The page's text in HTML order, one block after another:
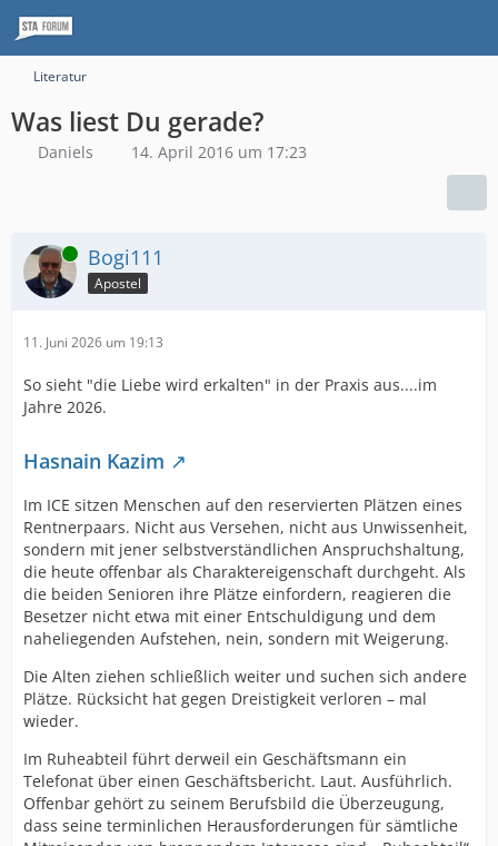
Literatur
Was liest Du gerade?
Daniels 14. April 2016 um 17:23
Online Bogi111
Apostel
11. Juni 2026 um 19:13
So sieht "die Liebe wird erkalten" in der Praxis aus....im
Jahre 2026.
Hasnain Kazim
Im ICE sitzen Menschen auf den reservierten Plätzen eines
Rentnerpaars. Nicht aus Versehen, nicht aus Unwissenheit,
sondern mit jener selbstverständlichen Anspruchshaltung,
die heute offenbar als Charaktereigenschaft durchgeht. Als
die beiden Senioren ihre Plätze einfordern, reagieren die
Besetzer nicht etwa mit einer Entschuldigung und dem
naheliegenden Aufstehen, nein, sondern mit Weigerung.
Die Alten ziehen schließlich weiter und suchen sich andere
Plätze. Rücksicht hat gegen Dreistigkeit verloren – mal
wieder.
Im Ruheabteil führt derweil ein Geschäftsmann ein
Telefonat über einen Geschäftsbericht. Laut. Ausführlich.
Offenbar gehört zu seinem Berufsbild die Überzeugung,
dass seine terminlichen Herausforderungen für sämtliche